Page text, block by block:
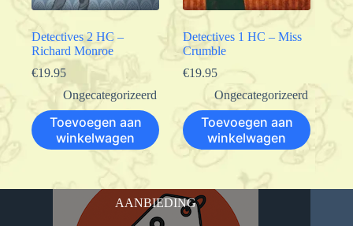
Detectives 2 HC –
Richard Monroe
€19.95
Ongecategorizeerd
Toevoegen aan
winkelwagen
Detectives 1 HC – Miss
Crumble
€19.95
Ongecategorizeerd
Toevoegen aan
winkelwagen
AANBIEDING